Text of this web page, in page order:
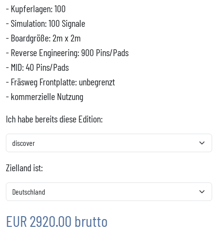
- Kupferlagen: 100
- Simulation: 100 Signale
- Boardgröße: 2m x 2m
- Reverse Engineering: 900 Pins/Pads
- MID: 40 Pins/Pads
- Fräsweg Frontplatte: unbegrenzt
- kommerzielle Nutzung
Ich habe bereits diese Edition:
Zielland ist:
EUR 2920.00 brutto